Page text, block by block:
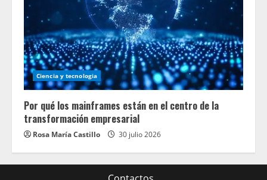
Ciencia y tecnologia
Por qué los mainframes están en el centro de la
transformación empresarial
Rosa María Castillo 30 julio 2026